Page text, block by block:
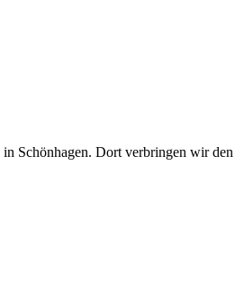
Schönhagen. Dort verbringen wir